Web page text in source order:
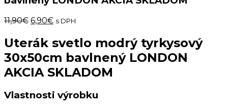
11,90€ Pôvodná
bola:
11,90€.
6,90€Aktuálna
je:
6,90€.
s DPH
Uterák svetlo modrý tyrkysový
30x50cm bavlnený LONDON
AKCIA SKLADOM
Vlastnosti výrobku